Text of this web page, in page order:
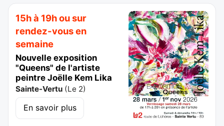
15h à 19h ou sur
rendez-vous en
semaine
Nouvelle exposition
"Queens" de l'artiste
peintre Joëlle Kem Lika
Sainte-Vertu (Le 2)
En savoir plus